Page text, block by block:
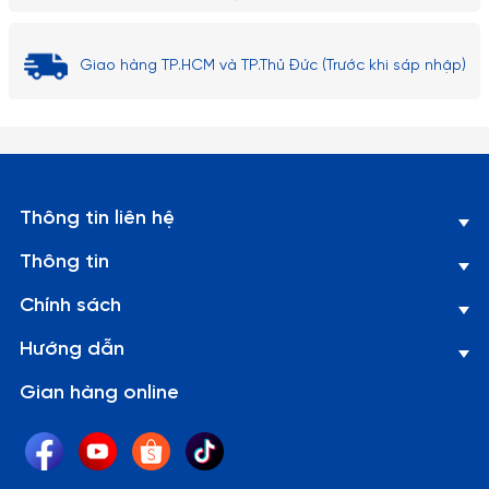
Giao hàng TP.HCM và TP.Thủ Đức (Trước khi sáp nhập)
Thông tin liên hệ
Thông tin
Chính sách
Hướng dẫn
Gian hàng online